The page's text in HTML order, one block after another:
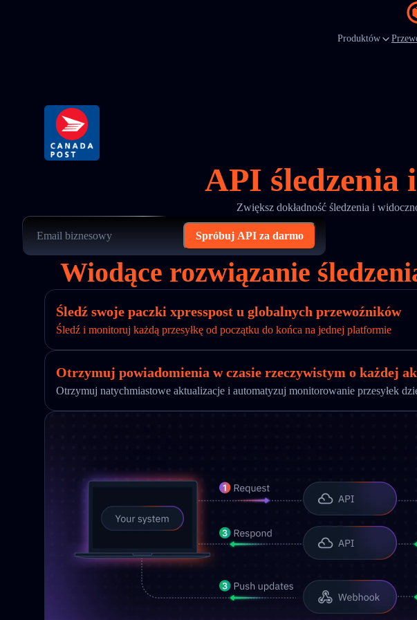
Produktów
API śledzenia
Zwiększ dokładność śledzenia i
Spróbuj API za darmo
Wiodące rozwiązanie
Śledź swoje paczki xpresspost u globalnych przewoźników
Śledź i monitoruj każdą przesyłkę od początku do końca na jednej platformie
Otrzymuj powiadomienia w czasie rzeczywistym o każdej
Otrzymuj natychmiastowe aktualizacje i automatyzuj monitorowanie przesyłek